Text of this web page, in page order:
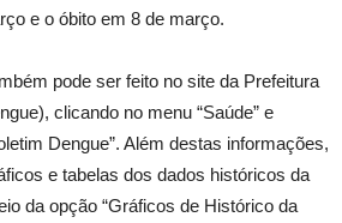
e o óbito em 8 de março.
pode ser feito no site da Prefeitura
clicando no menu “Saúde” e
Dengue”. Além destas informações,
e tabelas dos dados históricos da
da opção “Gráficos de Histórico da